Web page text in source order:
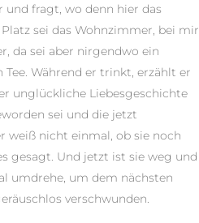
fragt, wo denn hier das
sei das Wohnzimmer, bei mir
da sei aber nirgendwo ein
Während er trinkt, erzählt er
unglückliche Liebesgeschichte
sei und die jetzt
weiß nicht einmal, ob sie noch
gesagt. Und jetzt ist sie weg und
umdrehe, um dem nächsten
verschwunden.